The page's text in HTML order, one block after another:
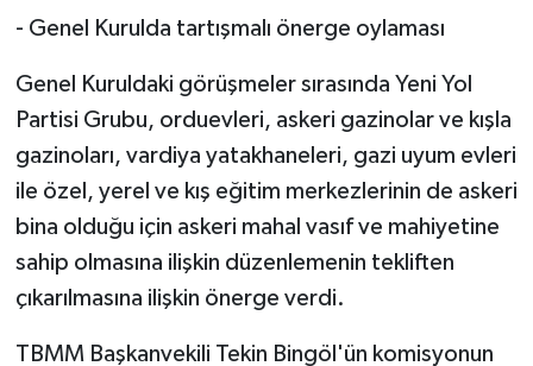
- Genel Kurulda tartışmalı önerge oylaması
Genel Kuruldaki görüşmeler sırasında Yeni Yol
Partisi Grubu, orduevleri, askeri gazinolar ve kışla
gazinoları, vardiya yatakhaneleri, gazi uyum evleri
ile özel, yerel ve kış eğitim merkezlerinin de askeri
bina olduğu için askeri mahal vasıf ve mahiyetine
sahip olmasına ilişkin düzenlemenin tekliften
çıkarılmasına ilişkin önerge verdi.
TBMM Başkanvekili Tekin Bingöl'ün komisyonun